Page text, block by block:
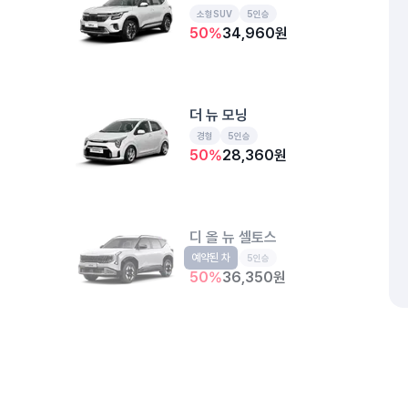
소형SUV 5인승
50%34,960원
더 뉴 모닝
경형 5인승
50%28,360원
디 올 뉴 셀토스
소형SUV 5인승
50%36,350원
예약된 차